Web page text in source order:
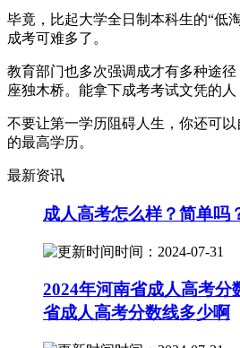
毕竟，比起大学全日制本科生的“低
成考可难多了。
教育部门也多次强调成才有多种途
座独木桥。能拿下成考考试文凭的人
不要让第一学历阻碍人生，你还可
的最高学历。
最新资讯
成人高考怎么样？简单吗
时间：2024-07-31
2024年河南省成人高考分
省成人高考分数线多少啊